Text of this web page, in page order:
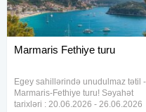
Oteldə qonaqlama (4 gecə/5
Qidalanma (səhər yeməyi)
Qeyd: İstəyinizə uyğun
göstərilib.
Marmaris Fethiye turu
Egey sahillərində unudulmaz tətil -
Marmaris-Fethiye turu! Səyahət
tarixləri : 20.06.2026 - 26.06.2026